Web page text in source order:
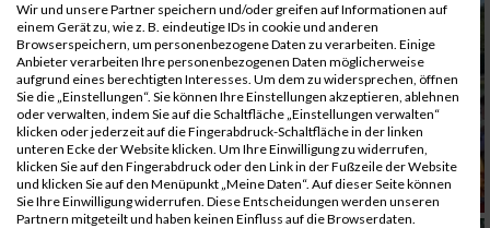
Wir und unsere Partner speichern und/oder greifen auf Informationen auf
einem Gerät zu, wie z. B. eindeutige IDs in cookie und anderen
Browserspeichern, um personenbezogene Daten zu verarbeiten. Einige
Anbieter verarbeiten Ihre personenbezogenen Daten möglicherweise
aufgrund eines berechtigten Interesses. Um dem zu widersprechen, öffnen
Sie die „Einstellungen“. Sie können Ihre Einstellungen akzeptieren, ablehnen
oder verwalten, indem Sie auf die Schaltfläche „Einstellungen verwalten“
klicken oder jederzeit auf die Fingerabdruck-Schaltfläche in der linken
unteren Ecke der Website klicken. Um Ihre Einwilligung zu widerrufen,
klicken Sie auf den Fingerabdruck oder den Link in der Fußzeile der Website
und klicken Sie auf den Menüpunkt „Meine Daten“. Auf dieser Seite können
Sie Ihre Einwilligung widerrufen. Diese Entscheidungen werden unseren
Partnern mitgeteilt und haben keinen Einfluss auf die Browserdaten.